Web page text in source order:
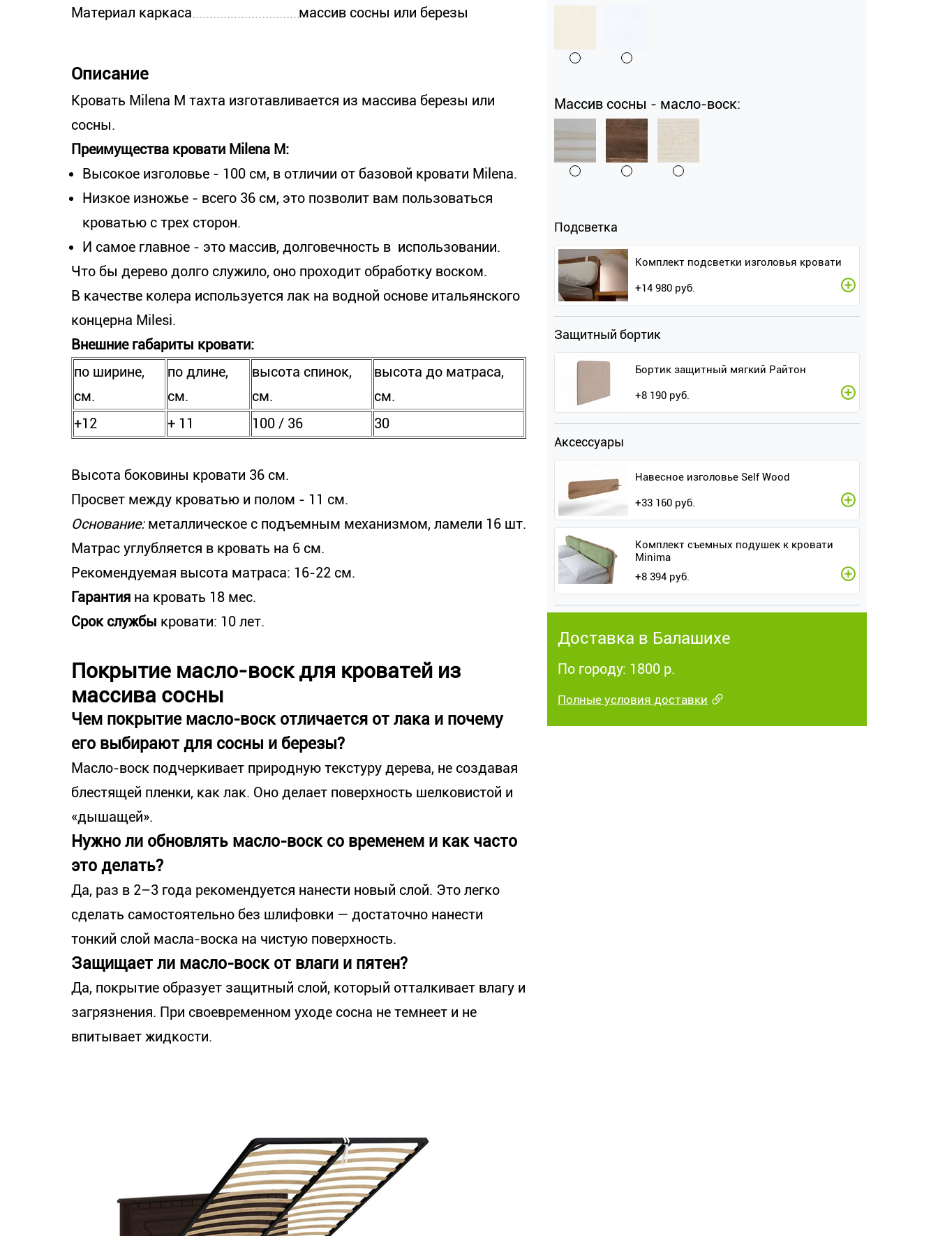
Материал каркаса
массив сосны или березы
Описание
Кровать Milena М тахта изготавливается из массива березы или
сосны.
Преимущества кровати Milena М:
Высокое изголовье - 100 см, в отличии от базовой кровати Milena.
Низкое изножье - всего 36 см, это позволит вам пользоваться
кроватью с трех сторон.
И самое главное - это массив, долговечность в использовании.
Что бы дерево долго служило, оно проходит обработку воском.
В качестве колера используется лак на водной основе итальянского
концерна Milesi.
Внешние габариты кровати:
по ширине,
см.
по длине,
см.
высота спинок,
см.
высота до матраса,
см.
+12
+ 11 100 / 36 30
Высота боковины кровати 36 см.
Просвет между кроватью и полом - 11 см.
Основание:металлическое с подъемным механизмом, ламели 16 шт.
Матрас углубляется в кровать на 6 см.
Рекомендуемая высота матраса: 16-22 см.
Гарантия на кровать 18 мес.
Срок службы кровати: 10 лет.
Покрытие масло-воск для кроватей из
массива сосны
Чем покрытие масло-воск отличается от лака и почему
его выбирают для сосны и березы?
Масло-воск подчеркивает природную текстуру дерева, не создавая
блестящей пленки, как лак. Оно делает поверхность шелковистой и
«дышащей».
Нужно ли обновлять масло-воск со временем и как часто
это делать?
Да, раз в 2–3 года рекомендуется нанести новый слой. Это легко
сделать самостоятельно без шлифовки — достаточно нанести
тонкий слой масла-воска на чистую поверхность.
Защищает ли масло-воск от влаги и пятен?
Да, покрытие образует защитный слой, который отталкивает влагу и
загрязнения. При своевременном уходе сосна не темнеет и не
впитывает жидкости.
Массив сосны - масло-воск:
Подсветка
Комплект подсветки изголовья кровати
+14 980 руб.
Защитный бортик
Бортик защитный мягкий Райтон
+8 190 руб.
Аксессуары
Навесное изголовье Self Wood
+33 160 руб.
Комплект съемных подушек к кровати
Minima
+8 394 руб.
Доставка в Балашихе
По городу: 1800 р.
Полные условия доставки